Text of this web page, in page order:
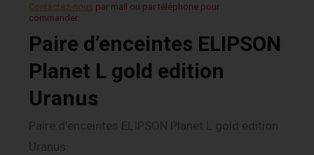
Contactez-nous par mail ou par téléphone pour
commander.
Paire d’enceintes ELIPSON
Planet L gold edition
Uranus
Paire d’enceintes ELIPSON Planet L gold edition
Uranus